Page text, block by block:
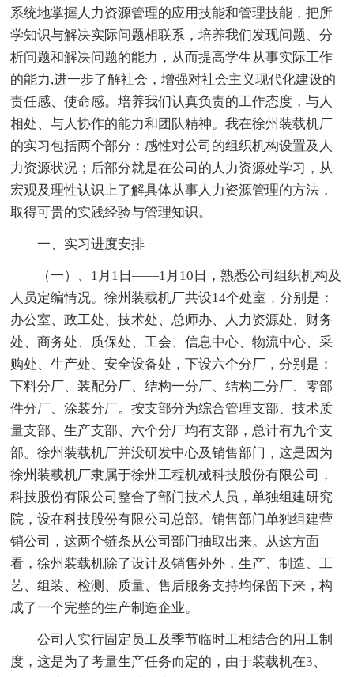
系统地掌握人力资源管理的应用技能和管理技能，把所
学知识与解决实际问题相联系，培养我们发现问题、分
析问题和解决问题的能力，从而提高学生从事实际工作
的能力,进一步了解社会，增强对社会主义现代化建设的
责任感、使命感。培养我们认真负责的工作态度，与人
相处、与人协作的能力和团队精神。我在徐州装载机厂
的实习包括两个部分：感性对公司的组织机构设置及人
力资源状况；后部分就是在公司的人力资源处学习，从
宏观及理性认识上了解具体从事人力资源管理的方法，
取得可贵的实践经验与管理知识。
一、实习进度安排
（一）、1月1日——1月10日，熟悉公司组织机构及
人员定编情况。徐州装载机厂共设14个处室，分别是：
办公室、政工处、技术处、总师办、人力资源处、财务
处、商务处、质保处、工会、信息中心、物流中心、采
购处、生产处、安全设备处，下设六个分厂，分别是：
下料分厂、装配分厂、结构一分厂、结构二分厂、零部
件分厂、涂装分厂。按支部分为综合管理支部、技术质
量支部、生产支部、六个分厂均有支部，总计有九个支
部。徐州装载机厂并没研发中心及销售部门，这是因为
徐州装载机厂隶属于徐州工程机械科技股份有限公司，
科技股份有限公司整合了部门技术人员，单独组建研究
院，设在科技股份有限公司总部。销售部门单独组建营
销公司，这两个链条从公司部门抽取出来。从这方面
看，徐州装载机除了设计及销售外外，生产、制造、工
艺、组装、检测、质量、售后服务支持均保留下来，构
成了一个完整的生产制造企业。
公司人实行固定员工及季节临时工相结合的用工制
度，这是为了考量生产任务而定的，由于装载机在3、